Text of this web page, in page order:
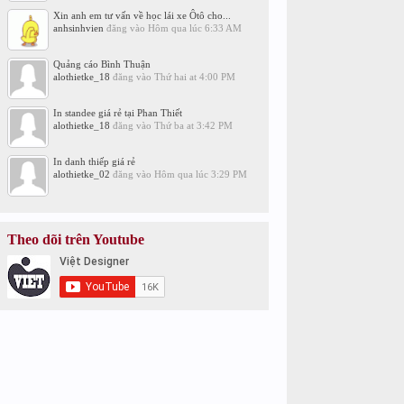
Xin anh em tư vấn về học lái xe Ôtô cho...
anhsinhvien đăng vào Hôm qua lúc 6:33 AM
Quảng cáo Bình Thuận
alothietke_18 đăng vào Thứ hai at 4:00 PM
In standee giá rẻ tại Phan Thiết
alothietke_18 đăng vào Thứ ba at 3:42 PM
In danh thiếp giá rẻ
alothietke_02 đăng vào Hôm qua lúc 3:29 PM
Theo dõi trên Youtube